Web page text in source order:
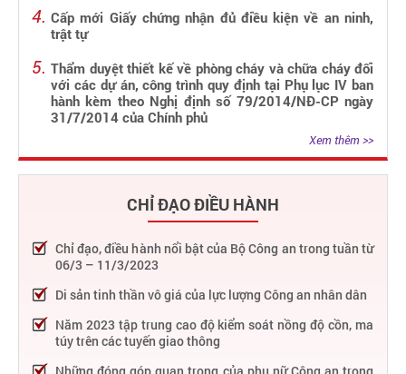
Cấp mới Giấy chứng nhận đủ điều kiện về an ninh,
trật tự
Thẩm duyệt thiết kế về phòng cháy và chữa cháy đối
với các dự án, công trình quy định tại Phụ lục IV ban
hành kèm theo Nghị định số 79/2014/NĐ-CP ngày
31/7/2014 của Chính phủ
Xem thêm >>
CHỈ ĐẠO ĐIỀU HÀNH
Chỉ đạo, điều hành nổi bật của Bộ Công an trong tuần từ
06/3 – 11/3/2023
Di sản tinh thần vô giá của lực lượng Công an nhân dân
Năm 2023 tập trung cao độ kiểm soát nồng độ cồn, ma
túy trên các tuyến giao thông
Những đóng góp quan trọng của phụ nữ Công an trong